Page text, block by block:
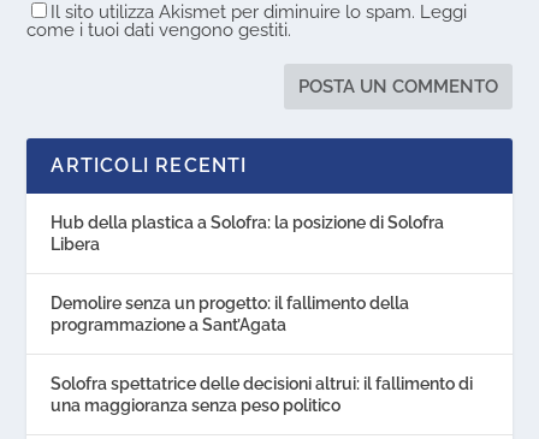
Il sito utilizza Akismet per diminuire lo spam. Leggi
come i tuoi dati vengono gestiti.
ARTICOLI RECENTI
Hub della plastica a Solofra: la posizione di Solofra
Libera
Demolire senza un progetto: il fallimento della
programmazione a Sant’Agata
Solofra spettatrice delle decisioni altrui: il fallimento di
una maggioranza senza peso politico